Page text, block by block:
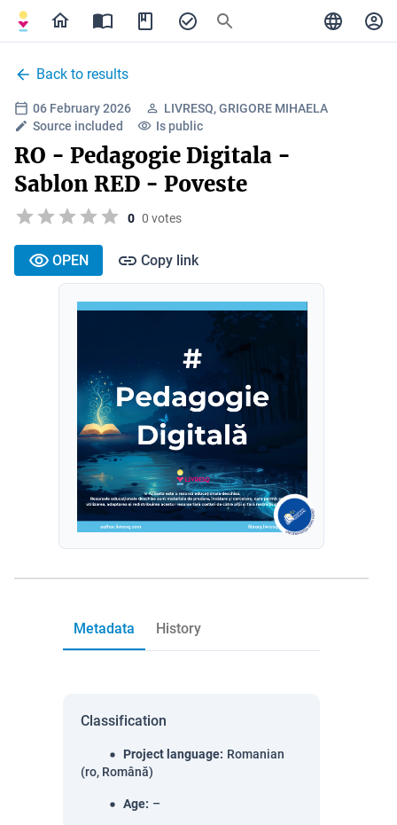
Back to results
06 February 2026
LIVRESQ, GRIGORE MIHAELA
Source included
Is public
RO - Pedagogie Digitala -
Sablon RED - Poveste
0 0 votes
OPEN Copy link
Metadata History
Classification
Project language: Romanian
(ro, Română)
Age: –